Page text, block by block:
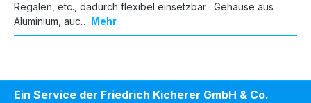
Regalen, etc., dadurch flexibel einsetzbar · Gehäuse aus
Aluminium, auc… Mehr
Ein Service der Friedrich Kicherer GmbH & Co.